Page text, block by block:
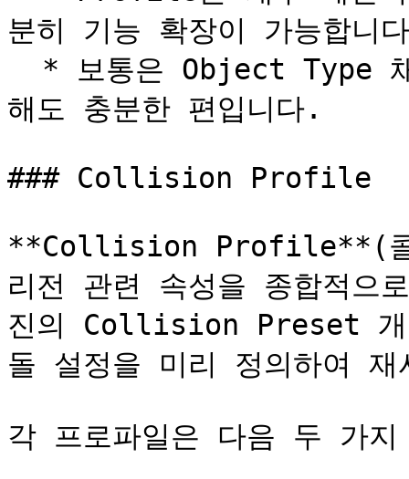
분히 기능 확장이 가능합니
해도 충분한 편입니다.
### Collision Profile
**Collision Profile**(콜
리전 관련 속성을 종합적으
진의 Collision Preset 개
돌 설정을 미리 정의하여
각 프로파일은 다음 두 가